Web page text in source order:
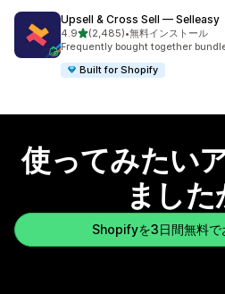
Upsell & Cross Sell — Selleasy
4.95つ星中
(2,485)
合計レビュー数：2485件
•無料インストール
Frequently bought together
Built for Shopify
使ってみたい
ました
Shopifyを3日間無料で